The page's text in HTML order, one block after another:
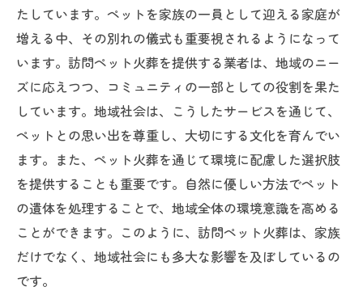
たしています。ペットを家族の一員として迎える家庭が
増える中、その別れの儀式も重要視されるようになって
います。訪問ペット火葬を提供する業者は、地域のニー
ズに応えつつ、コミュニティの一部としての役割を果た
しています。地域社会は、こうしたサービスを通じて、
ペットとの思い出を尊重し、大切にする文化を育んでい
ます。また、ペット火葬を通じて環境に配慮した選択肢
を提供することも重要です。自然に優しい方法でペット
の遺体を処理することで、地域全体の環境意識を高める
ことができます。このように、訪問ペット火葬は、家族
だけでなく、地域社会にも多大な影響を及ぼしているの
です。